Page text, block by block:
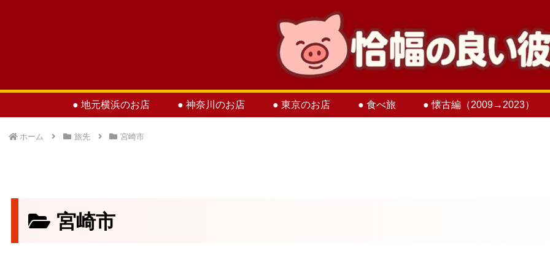
● 地元横浜のお店 ● 神奈川のお店 ● 東京のお店 ● 食べ旅 ● 懐古編（2009→2023）
ホーム 旅先 宮崎市
宮崎市